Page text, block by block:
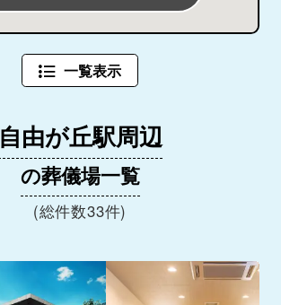
一覧表示
自由が丘駅周辺
の葬儀場一覧
(総件数33件)